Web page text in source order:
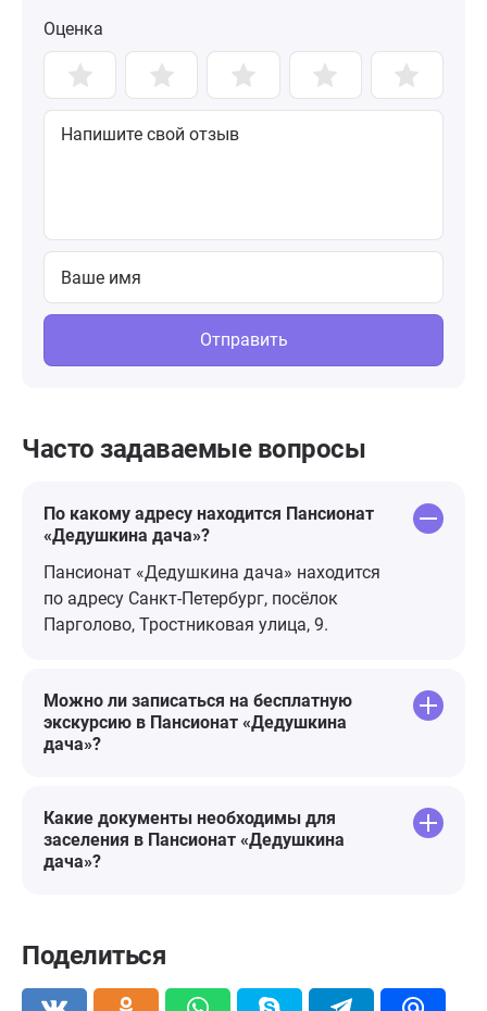
Оценка
Отправить
Часто задаваемые вопросы
По какому адресу находится Пансионат
«Дедушкина дача»?
Пансионат «Дедушкина дача» находится
по адресу Санкт-Петербург, посёлок
Парголово, Тростниковая улица, 9.
Можно ли записаться на бесплатную
экскурсию в Пансионат «Дедушкина
дача»?
Какие документы необходимы для
заселения в Пансионат «Дедушкина
дача»?
Поделиться